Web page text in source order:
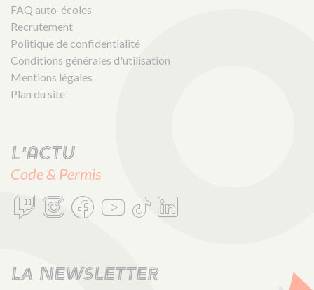
FAQ auto-écoles
Recrutement
Politique de confidentialité
Conditions générales d'utilisation
Mentions légales
Plan du site
L'actu
Code & Permis
LA NEWSLETTER